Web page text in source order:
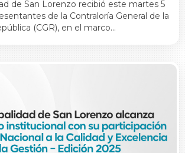
de San Lorenzo recibió este martes 5
de la Contraloría General de la
(CGR), en el marco…